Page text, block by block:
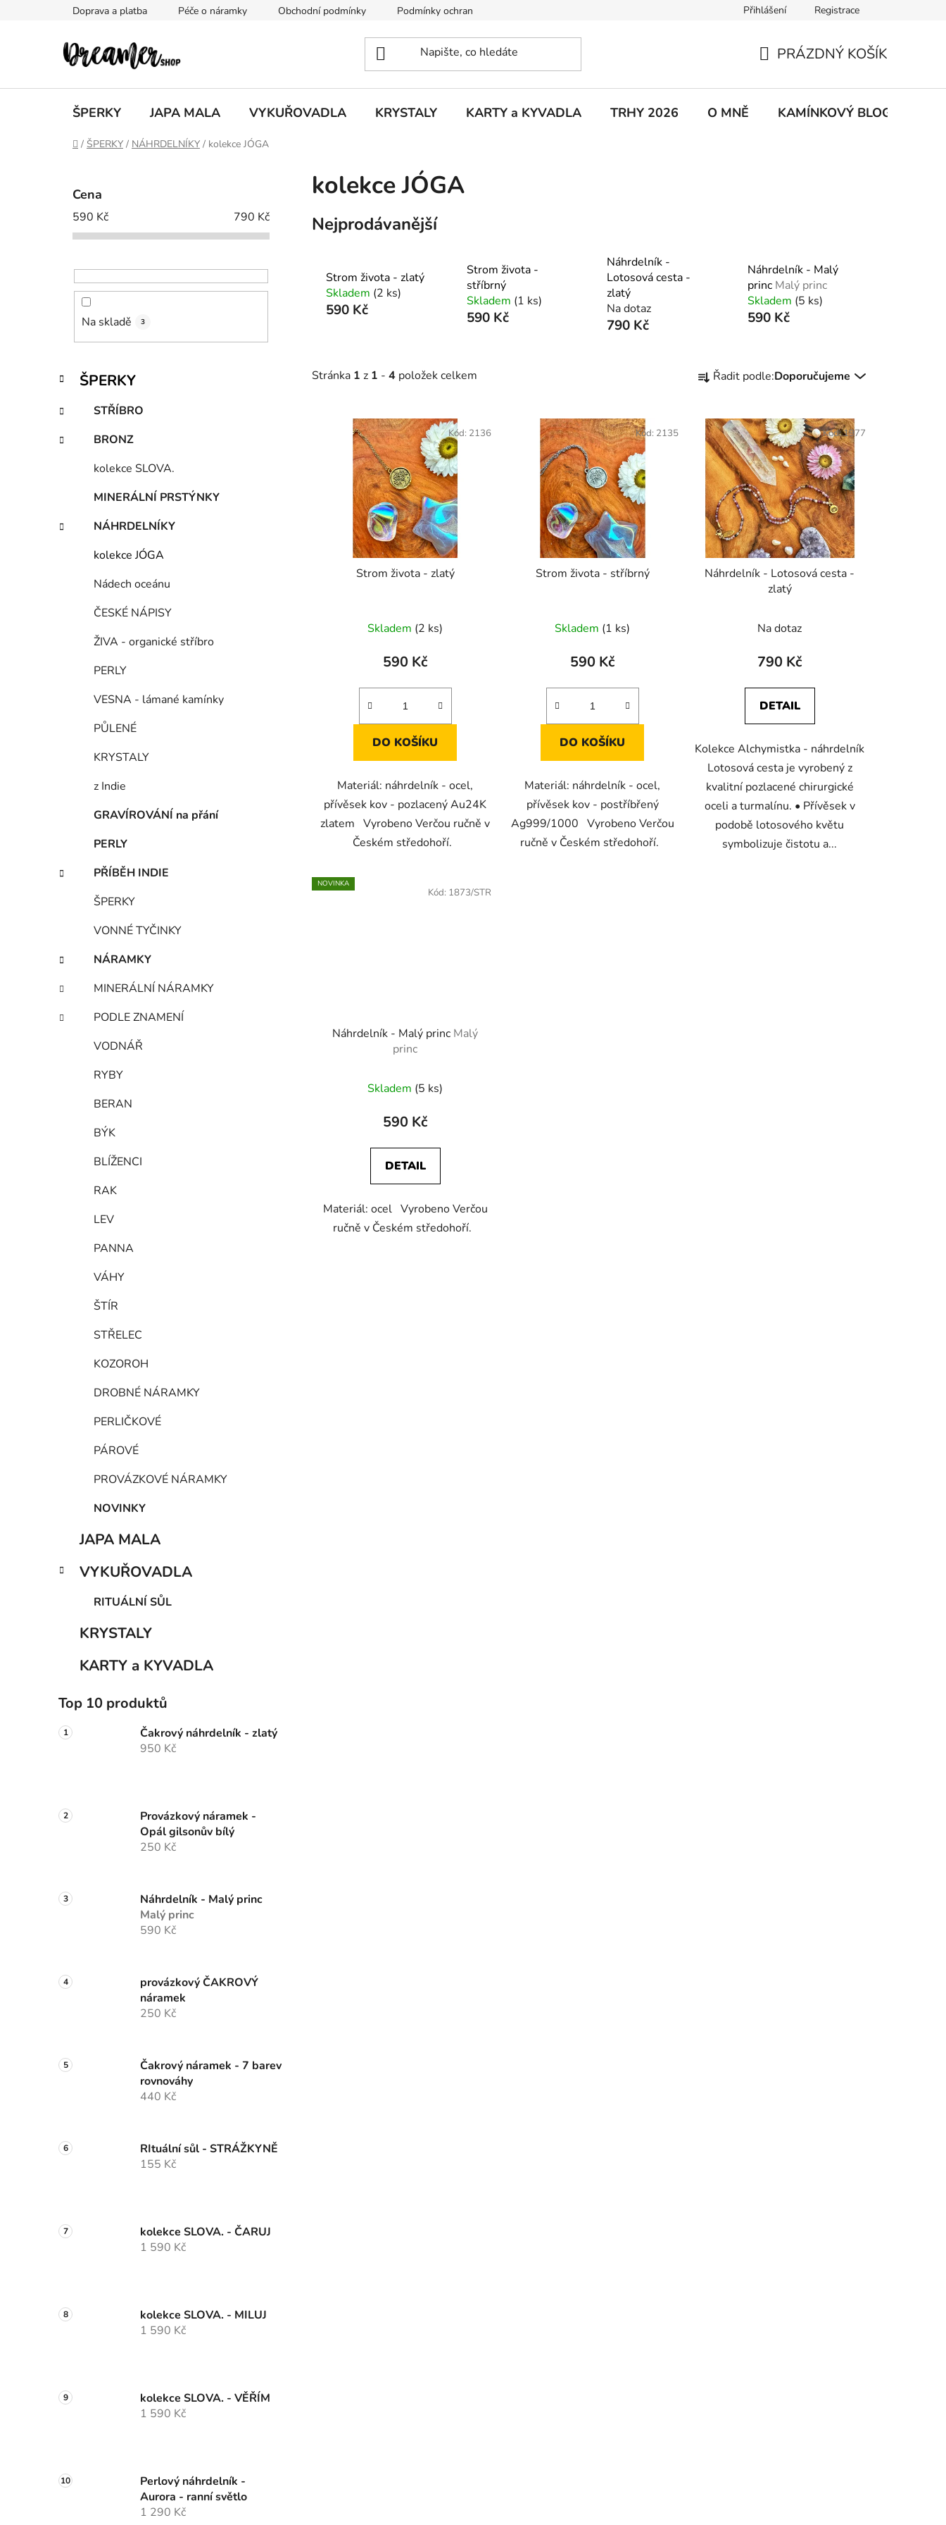
Doprava a platba Péče o náramky Obchodní podmínky Podmínky ochrany osobních údajů Dárkové kartičky Moje objednávka
Přihlášení Registrace
KOŠÍK
PRÁZDNÝ KOŠÍK
ŠPERKY JAPA MALA VYKUŘOVADLA KRYSTALY KARTY a KYVADLA TRHY 2026 O MNĚ KAMÍNKOVÝ BLOG
Domů
/ ŠPERKY / NÁHRDELNÍKY / kolekce JÓGA
e
l
Cena
590 Kč 790 Kč
Na skladě 3
Přeskočit
kategorie
K
a
e
g
o
ŠPERKY
STŘÍBRO
BRONZ
kolekce SLOVA.
MINERÁLNÍ PRSTÝNKY
NÁHRDELNÍKY
kolekce JÓGA
Nádech oceánu
ČESKÉ NÁPISY
ŽIVA - organické stříbro
PERLY
VESNA - lámané kamínky
PŮLENÉ
KRYSTALY
z Indie
GRAVÍROVÁNÍ na přání
PERLY
PŘÍBĚH INDIE
ŠPERKY
VONNÉ TYČINKY
NÁRAMKY
MINERÁLNÍ NÁRAMKY
PODLE ZNAMENÍ
VODNÁŘ
RYBY
BERAN
BÝK
BLÍŽENCI
RAK
LEV
PANNA
VÁHY
ŠTÍR
STŘELEC
KOZOROH
DROBNÉ NÁRAMKY
PERLIČKOVÉ
PÁROVÉ
PROVÁZKOVÉ NÁRAMKY
NOVINKY
JAPA MALA
VYKUŘOVADLA
RITUÁLNÍ SŮL
KRYSTALY
KARTY a KYVADLA
Top 10 produktů
Čakrový náhrdelník - zlatý
950 Kč
Provázkový náramek -
Opál gilsonův bílý
250 Kč
Náhrdelník - Malý princ
Malý princ
590 Kč
provázkový ČAKROVÝ
náramek
250 Kč
Čakrový náramek - 7 barev
rovnováhy
440 Kč
RItuální sůl - STRÁŽKYNĚ
155 Kč
kolekce SLOVA. - ČARUJ
1 590 Kč
kolekce SLOVA. - MILUJ
1 590 Kč
kolekce SLOVA. - VĚŘÍM
1 590 Kč
Perlový náhrdelník -
Aurora - ranní světlo
1 290 Kč
kolekce JÓGA
Nejprodávanější
Strom života - zlatý
Skladem (2 ks)
590 Kč
Strom života -
stříbrný
Skladem (1 ks)
590 Kč
Náhrdelník -
Lotosová cesta -
zlatý
Na dotaz
790 Kč
Náhrdelník - Malý
princ Malý princ
Skladem (5 ks)
590 Kč
Stránka 1 z 1 - 4 položek celkem
a
e
n
p
o
d
u
k
Řadit podle:Doporučujeme
Strom života - zlatý
Skladem (2 ks)
590 Kč
DO KOŠÍKU
Materiál: náhrdelník - ocel,
přívěsek kov - pozlacený Au24K
zlatem Vyrobeno Verčou ručně v
Českém středohoří.
Kód: 2136
Strom života - stříbrný
Skladem (1 ks)
590 Kč
DO KOŠÍKU
Materiál: náhrdelník - ocel,
přívěsek kov - postříbřený
Ag999/1000 Vyrobeno Verčou
ručně v Českém středohoří.
Kód: 2135
Náhrdelník - Lotosová cesta -
zlatý
Na dotaz
790 Kč
DETAIL
Kolekce Alchymistka - náhrdelník
Lotosová cesta je vyrobený z
kvalitní pozlacené chirurgické
oceli a turmalínu. • Přívěsek v
podobě lotosového květu
symbolizuje čistotu a...
Kód:1977
NOVINKA
Náhrdelník - Malý princ Malý
princ
Skladem (5 ks)
590 Kč
DETAIL
Materiál: ocel Vyrobeno Verčou
ručně v Českém středohoří.
Kód: 1873/STR